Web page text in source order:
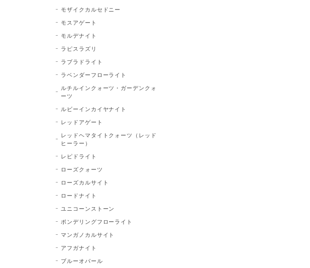
モザイクカルセドニー
モスアゲート
モルデナイト
ラピスラズリ
ラブラドライト
ラベンダーフローライト
ルチルインクォーツ・ガーデンクォ
ーツ
ルビーインカイヤナイト
レッドアゲート
レッドヘマタイトクォーツ（レッド
ヒーラー）
レピドライト
ローズクォーツ
ローズカルサイト
ロードナイト
ユニコーンストーン
ポンデリングフローライト
マンガノカルサイト
アフガナイト
ブルーオパール